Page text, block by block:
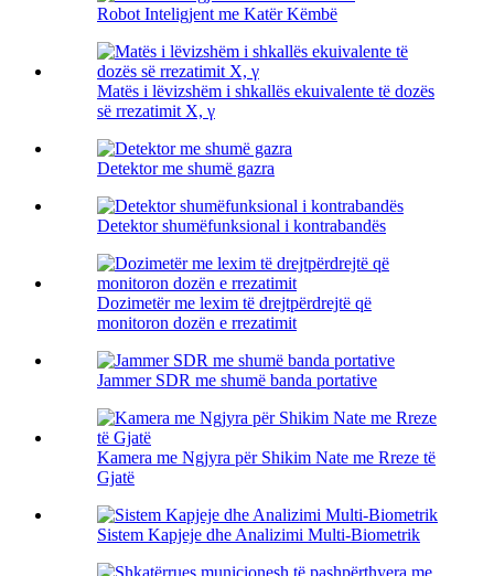
Robot Inteligjent me Katër Këmbë
Matës i lëvizshëm i shkallës ekuivalente të dozës
së rrezatimit X, γ
Detektor me shumë gazra
Detektor shumëfunksional i kontrabandës
Dozimetër me lexim të drejtpërdrejtë që
monitoron dozën e rrezatimit
Jammer SDR me shumë banda portative
Kamera me Ngjyra për Shikim Nate me Rreze të
Gjatë
Sistem Kapjeje dhe Analizimi Multi-Biometrik